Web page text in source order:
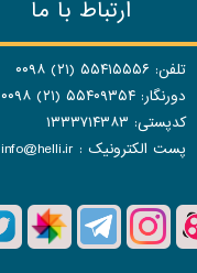
ارتباط با ما
تلفن: ۵۵۴۱۵۵۵۶ (۲۱) ۰۰۹۸
دورنگار: ۵۵۴۰۹۳۵۴ (۲۱) ۰۰۹۸
کدپستی: ۱۳۳۳۷۱۴۳۸۳
پست الکترونیک : info@helli.ir